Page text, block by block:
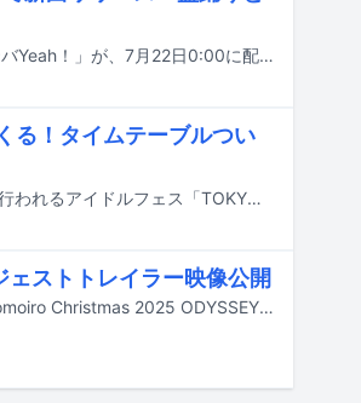
高城れに（ももいろクローバーZ）の新曲「ボンボン☆サンバ☆ボンバYeah！」が、7月22日0:00に配信リリースされる。
る！タイムテーブルつい
7月31日から8月2日までの3日間、東京・お台場青海周辺エリアにて行われるアイドルフェス「TOKYO IDOL FESTIVAL 2026 supported by にしたんクリニック」のタイムテーブルが発表された。
ストトレイラー映像公開
8月19日にリリースされる、ももいろクローバーZの映像作品「『Momoiro Christmas 2025 ODYSSEY』LIVE Blu-ray & DVD」のダイジェストトレイラー映像が、YouTubeにて公開された。